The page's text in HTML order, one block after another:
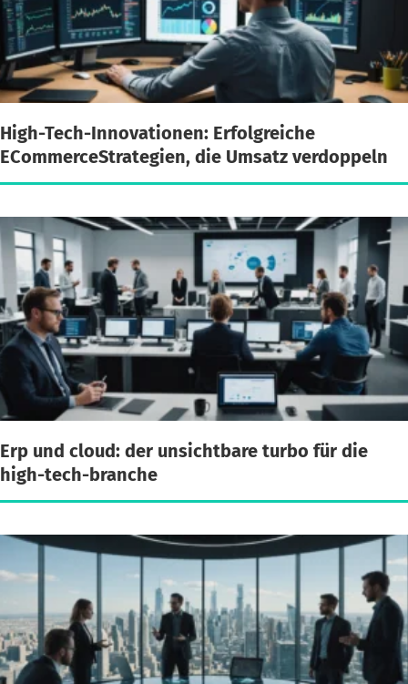
High-Tech-Innovationen: Erfolgreiche
ECommerceStrategien, die Umsatz verdoppeln
Erp und cloud: der unsichtbare turbo für die
high-tech-branche